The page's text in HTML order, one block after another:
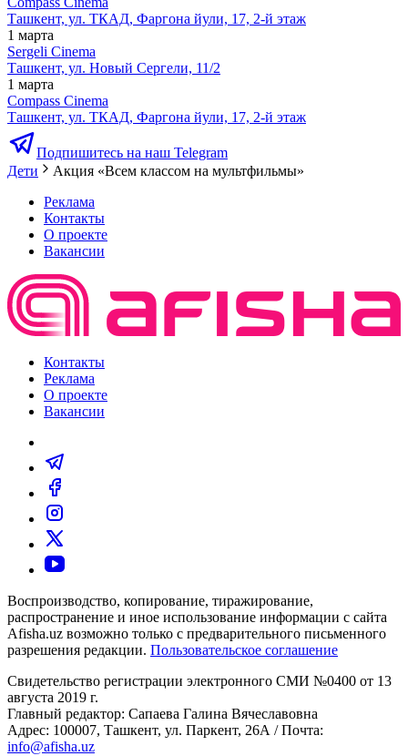
Ташкент, ул. ТКАД, Фаргона йули, 17, 2-й этаж
1 марта
Sergeli Cinema
Ташкент, ул. Новый Сергели, 11/2
1 марта
Compass Cinema
Ташкент, ул. ТКАД, Фаргона йули, 17, 2-й этаж
Подпишитесь на наш Telegram
Дети
Акция «Всем классом на мультфильмы»
Реклама
Контакты
О проекте
Вакансии
Контакты
Реклама
О проекте
Вакансии
Воспроизводство, копирование, тиражирование,
распространение и иное использование информации с сайта
Afisha.uz возможно только с предварительного письменного
разрешения редакции. Пользовательское соглашение
Свидетельство регистрации электронного СМИ №0400 от 13
августа 2019 г.
Главный редактор: Сапаева Галина Вячеславовна
Адрес: 100007, Ташкент, ул. Паркент, 26А / Почта:
info@afisha.uz